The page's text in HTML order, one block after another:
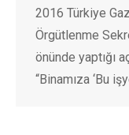
2016 Türkiye
Örgütlenme
önünde yaptığı
“Binamıza ‘Bu